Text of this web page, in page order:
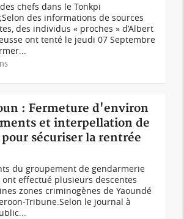
chefs dans le Tonkpi
des informations de sources
des individus « proches » d’Albert
ont tenté le jeudi 07 Septembre
: Fermeture d'environ
et interpellation de
sécuriser la rentrée
du groupement de gendarmerie
effectué plusieurs descentes
zones criminogènes de Yaoundé
Tribune.Selon le journal à